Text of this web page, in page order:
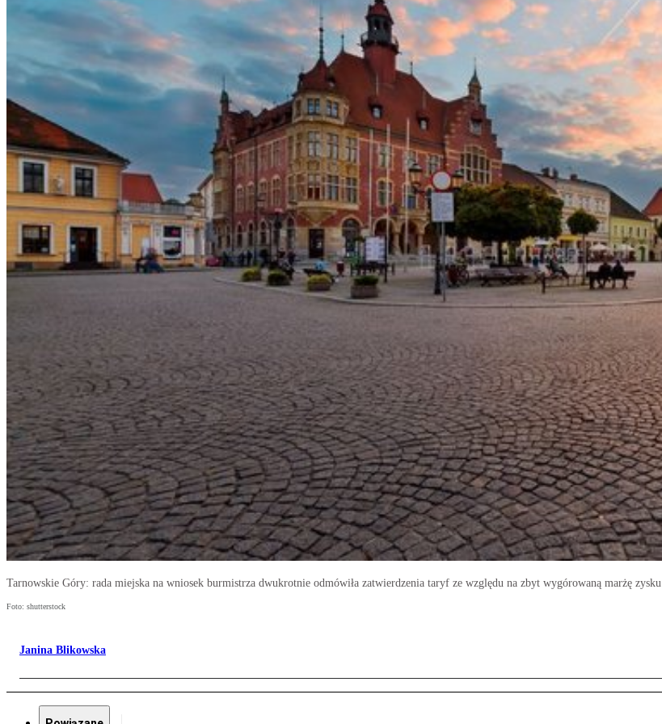
Tarnowskie Góry: rada miejska na wniosek burmistrza dwukrotnie odmówiła zatwierdzenia taryf ze względu na zbyt wygórowaną marżę zysku
Foto: shutterstock
Janina Blikowska